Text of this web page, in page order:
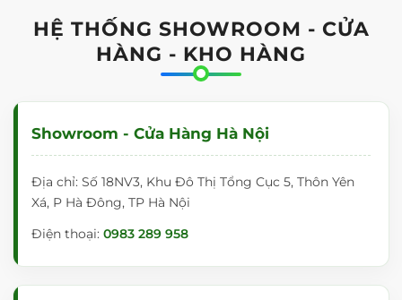
HỆ THỐNG SHOWROOM - CỬA
HÀNG - KHO HÀNG
Showroom - Cửa Hàng Hà Nội
Địa chỉ: Số 18NV3, Khu Đô Thị Tổng Cục 5, Thôn Yên
Xá, P Hà Đông, TP Hà Nội
Điện thoại: 0983 289 958